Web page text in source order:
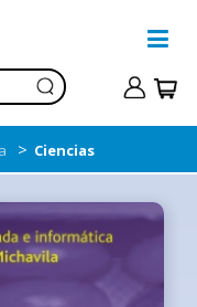
> Ciencias